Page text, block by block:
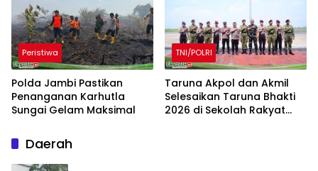
Peristiwa
Polda Jambi Pastikan
Penanganan Karhutla
Sungai Gelam Maksimal
TNI/POLRI
Taruna Akpol dan Akmil
Selesaikan Taruna Bhakti
2026 di Sekolah Rakyat
Daerah